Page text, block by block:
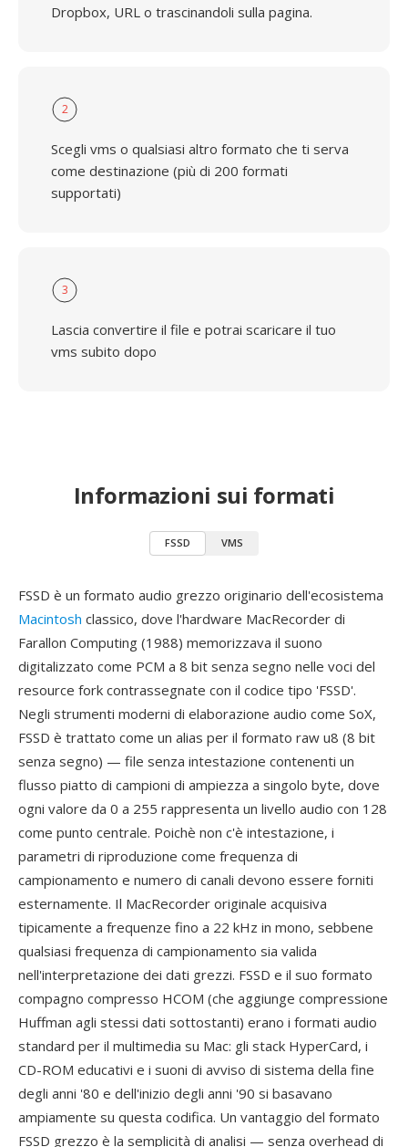
Dropbox, URL o trascinandoli sulla pagina.
2
Scegli vms o qualsiasi altro formato che ti serva
come destinazione (più di 200 formati
supportati)
3
Lascia convertire il file e potrai scaricare il tuo
vms subito dopo
Informazioni sui formati
FSSD VMS
FSSD è un formato audio grezzo originario dell'ecosistema
Macintosh classico, dove l'hardware MacRecorder di
Farallon Computing (1988) memorizzava il suono
digitalizzato come PCM a 8 bit senza segno nelle voci del
resource fork contrassegnate con il codice tipo 'FSSD'.
Negli strumenti moderni di elaborazione audio come SoX,
FSSD è trattato come un alias per il formato raw u8 (8 bit
senza segno) — file senza intestazione contenenti un
flusso piatto di campioni di ampiezza a singolo byte, dove
ogni valore da 0 a 255 rappresenta un livello audio con 128
come punto centrale. Poichè non c'è intestazione, i
parametri di riproduzione come frequenza di
campionamento e numero di canali devono essere forniti
esternamente. Il MacRecorder originale acquisiva
tipicamente a frequenze fino a 22 kHz in mono, sebbene
qualsiasi frequenza di campionamento sia valida
nell'interpretazione dei dati grezzi. FSSD e il suo formato
compagno compresso HCOM (che aggiunge compressione
Huffman agli stessi dati sottostanti) erano i formati audio
standard per il multimedia su Mac: gli stack HyperCard, i
CD-ROM educativi e i suoni di avviso di sistema della fine
degli anni '80 e dell'inizio degli anni '90 si basavano
ampiamente su questa codifica. Un vantaggio del formato
FSSD grezzo è la semplicità di analisi — senza overhead di